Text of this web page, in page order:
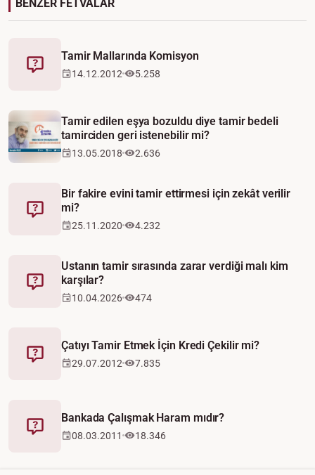
BENZER FETVALAR
Fetva
Tamir Mallarında Komisyon
14.12.2012 5.258
Video
Tamir edilen eşya bozuldu diye tamir bedeli
tamirciden geri istenebilir mi?
13.05.2018 2.636
Fetva
Bir fakire evini tamir ettirmesi için zekât verilir
mi?
25.11.2020 4.232
Fetva
Ustanın tamir sırasında zarar verdiği malı kim
karşılar?
10.04.2026 474
Fetva
Çatıyı Tamir Etmek İçin Kredi Çekilir mi?
29.07.2012 7.835
Fetva
Bankada Çalışmak Haram mıdır?
08.03.2011 18.346